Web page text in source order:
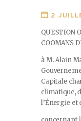
2
QUESTION
COOMANS
à M. Alain
Capitale
climatique,
l’Énergie et